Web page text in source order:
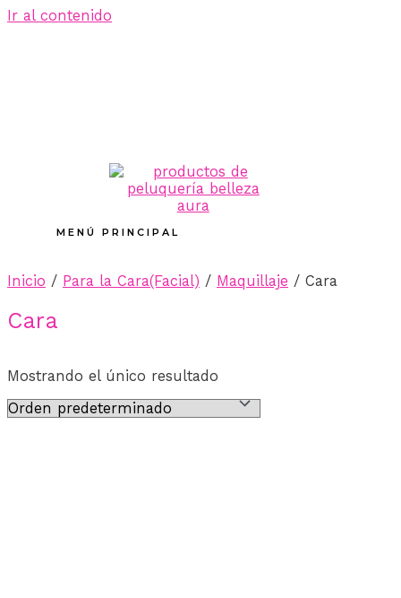
Ir al contenido
MENÚ PRINCIPAL
Inicio / Para la Cara(Facial) / Maquillaje / Cara
Cara
Mostrando el único resultado